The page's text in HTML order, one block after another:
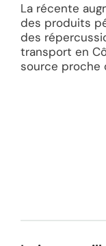
La récente
des produits
des
transport en
source proche